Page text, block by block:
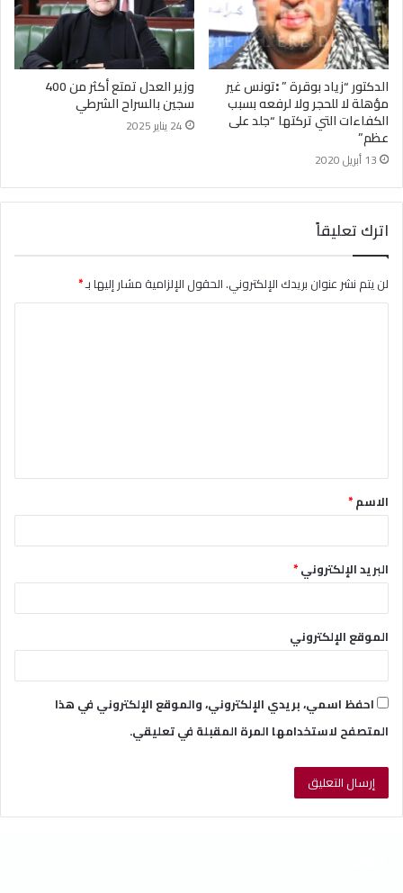
الدكتور “زياد بوقرة ” ꓽتونس غير
مؤهلة لا للحجر ولا لرفعه بسبب
الكفاءات التي تركتها “جلد على
عظم”
13 أبريل 2020
وزير العدل تمتع أكثر من 400
سجين بالسراح الشرطي
24 يناير 2025
اترك تعليقاً
لن يتم نشر عنوان بريدك الإلكتروني.الحقول الإلزامية مشار إليها بـ*
ق
*الاسم*
البريد الإلكتروني*
الموقع الإلكتروني
احفظ اسمي، بريدي الإلكتروني، والموقع الإلكتروني في هذا
المتصفح لاستخدامها المرة المقبلة في تعليقي.